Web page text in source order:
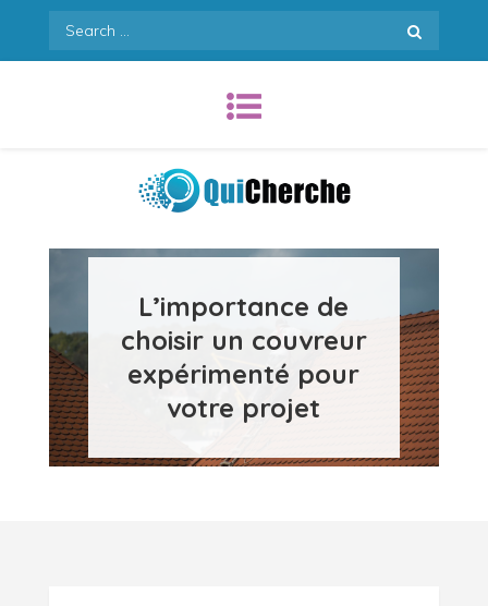
Search
for:
Quicherche.com
L’importance de
choisir un couvreur
expérimenté pour
votre projet